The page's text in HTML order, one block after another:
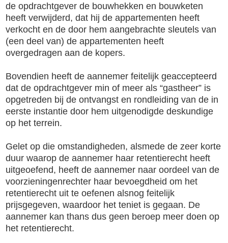
de opdrachtgever de bouwhekken en bouwketen
heeft verwijderd, dat hij de appartementen heeft
verkocht en de door hem aangebrachte sleutels van
(een deel van) de appartementen heeft
overgedragen aan de kopers.
Bovendien heeft de aannemer feitelijk geaccepteerd
dat de opdrachtgever min of meer als “gastheer” is
opgetreden bij de ontvangst en rondleiding van de in
eerste instantie door hem uitgenodigde deskundige
op het terrein.
Gelet op die omstandigheden, alsmede de zeer korte
duur waarop de aannemer haar retentierecht heeft
uitgeoefend, heeft de aannemer naar oordeel van de
voorzieningenrechter haar bevoegdheid om het
retentierecht uit te oefenen alsnog feitelijk
prijsgegeven, waardoor het teniet is gegaan. De
aannemer kan thans dus geen beroep meer doen op
het retentierecht.